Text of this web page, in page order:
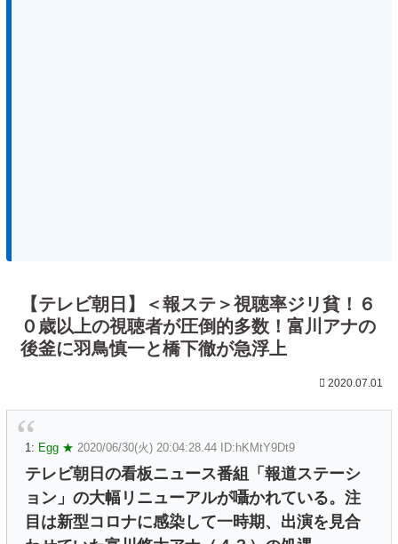
【テレビ朝日】＜報ステ＞視聴率ジリ貧！６
０歳以上の視聴者が圧倒的多数！富川アナの
後釜に羽鳥慎一と橋下徹が急浮上
2020.07.01
1: Egg ★ 2020/06/30(火) 20:04:28.44 ID:hKMtY9Dt9
テレビ朝日の看板ニュース番組「報道ステーシ
ョン」の大幅リニューアルが囁かれている。注
目は新型コロナに感染して一時期、出演を見合